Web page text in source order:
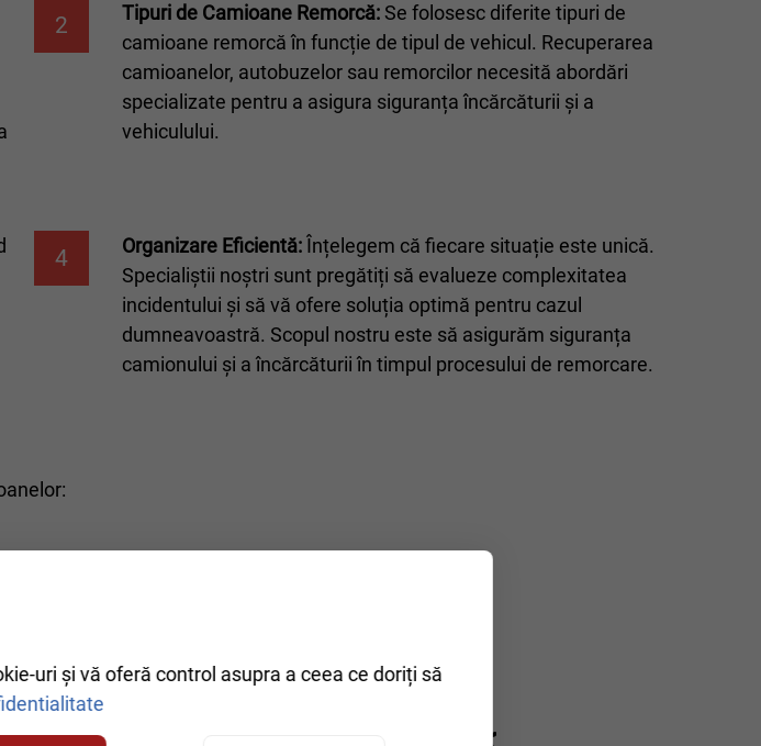
2 Tipuri de Camioane Remorcă: Se folosesc diferite tipuri de
camioane remorcă în funcție de tipul de vehicul. Recuperarea
camioanelor, autobuzelor sau remorcilor necesită abordări
specializate pentru a asigura siguranța încărcăturii și a
vehiculului.
4 Organizare Eficientă: Înțelegem că fiecare situație este unică.
Specialiștii noștri sunt pregătiți să evalueze complexitatea
incidentului și să vă ofere soluția optimă pentru cazul
dumneavoastră. Scopul nostru este să asigurăm siguranța
camionului și a încărcăturii în timpul procesului de remorcare.
uri și vă oferă control asupra a ceea ce doriți să